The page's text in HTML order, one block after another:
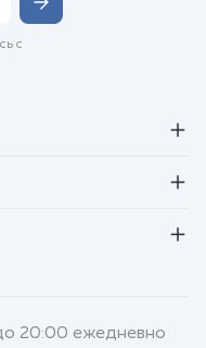
с
20:00 ежедневно